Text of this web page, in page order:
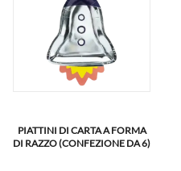
PIATTINI DI CARTA A FORMA
DI RAZZO (CONFEZIONE DA 6)